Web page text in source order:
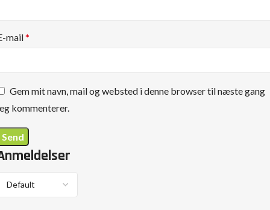
mail*
Gem mit navn, mail og websted i denne browser til næste gang
kommenterer.